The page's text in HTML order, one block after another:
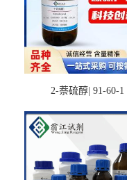
2-萘硫醇| 91-60-1